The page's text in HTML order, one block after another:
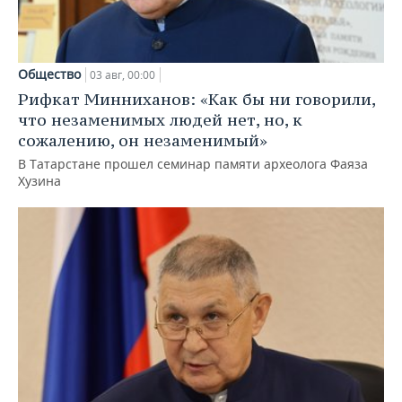
Общество 03 авг, 00:00
Рифкат Минниханов: «Как бы ни говорили,
что незаменимых людей нет, но, к
сожалению, он незаменимый»
В Татарстане прошел семинар памяти археолога Фаяза
Хузина